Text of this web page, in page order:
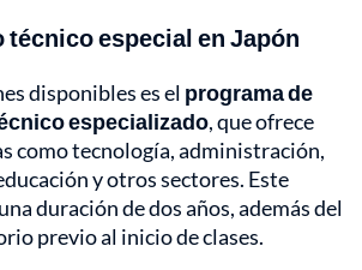
técnico especial en Japón
disponibles es el programa de
especializado, que ofrece
como tecnología, administración,
y otros sectores. Este
duración de dos años, además del
previo al inicio de clases.